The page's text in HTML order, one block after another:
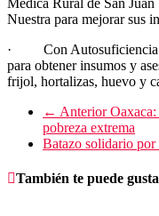
Médica Rural de San
Nuestra para mejorar sus
· Con Autosuficiencia
para obtener insumos y
frijol, hortalizas, huevo y
← AnteriorOaxaca:
pobreza extrema
Batazo solidario por
También te puede